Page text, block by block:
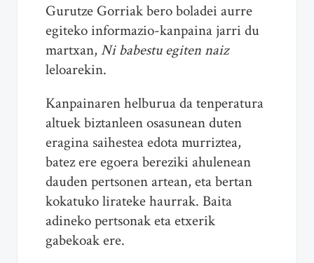
Gurutze Gorriak bero boladei aurre
egiteko informazio-kanpaina jarri du
martxan, Ni babestu egiten naiz
leloarekin.
Kanpainaren helburua da tenperatura
altuek biztanleen osasunean duten
eragina saihestea edota murriztea,
batez ere egoera bereziki ahulenean
dauden pertsonen artean, eta bertan
kokatuko lirateke haurrak. Baita
adineko pertsonak eta etxerik
gabekoak ere.